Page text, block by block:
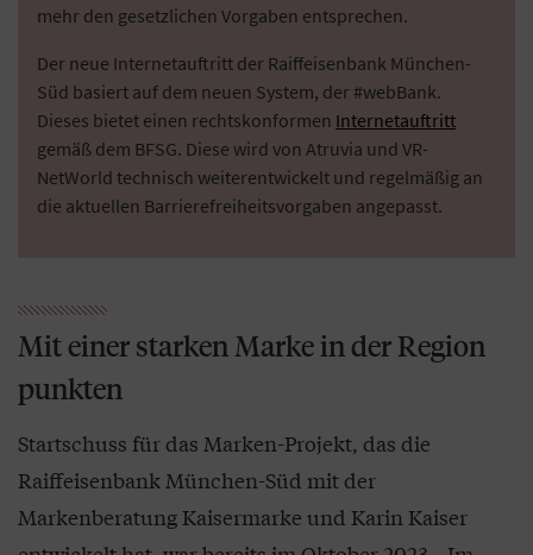
mehr den gesetzlichen Vorgaben entsprechen.
Der neue Internetauftritt der Raiffeisenbank München-
Süd basiert auf dem neuen System, der #webBank.
Dieses bietet einen rechtskonformen Internetauftritt
gemäß dem BFSG. Diese wird von Atruvia und VR-
NetWorld technisch weiterentwickelt und regelmäßig an
die aktuellen Barrierefreiheitsvorgaben angepasst.
Mit einer starken Marke in der Region
punkten
Startschuss für das Marken-Projekt, das die
Raiffeisenbank München-Süd mit der
Markenberatung Kaisermarke und Karin Kaiser